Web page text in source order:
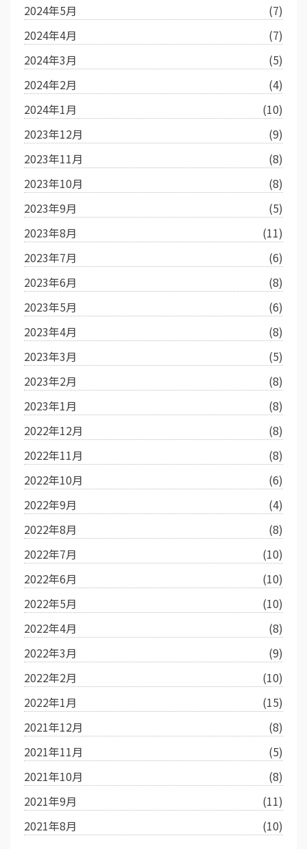
2024年5月
(7)
2024年4月
(7)
2024年3月
(5)
2024年2月
(4)
2024年1月
(10)
2023年12月
(9)
2023年11月
(8)
2023年10月
(8)
2023年9月
(5)
2023年8月
(11)
2023年7月
(6)
2023年6月
(8)
2023年5月
(6)
2023年4月
(8)
2023年3月
(5)
2023年2月
(8)
2023年1月
(8)
2022年12月
(8)
2022年11月
(8)
2022年10月
(6)
2022年9月
(4)
2022年8月
(8)
2022年7月
(10)
2022年6月
(10)
2022年5月
(10)
2022年4月
(8)
2022年3月
(9)
2022年2月
(10)
2022年1月
(15)
2021年12月
(8)
2021年11月
(5)
2021年10月
(8)
2021年9月
(11)
2021年8月
(10)